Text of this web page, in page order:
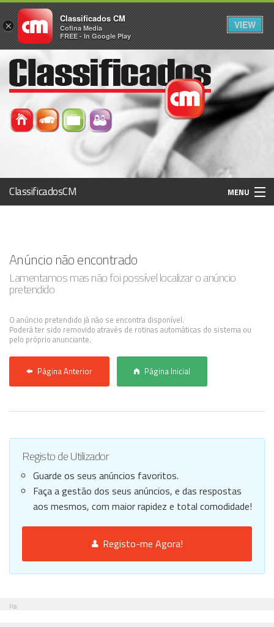
ClassificadosCM MENU
Registo / Login
Anunciar Agora
Anúncio não encontrado
Lamentamos mas não foi possível localizar o anúncio
pretendido
O anúncio pretendido já não se encontra disponível.
Poderá ter sido removido através de rotinas automáticas do sistema ou
pelo próprio anunciante.
Página Anterior Página Inicial
Registo de Utilizador
Guarde os seus anúncios favoritos.
Faça a gestão dos seus anúncios, e das respostas
aos mesmos, com maior rapidez e total comodidade!
Registo-me Agora!
Pub
×
Classificados CM
Cofina Media
FREE - In Google Play
VIEW